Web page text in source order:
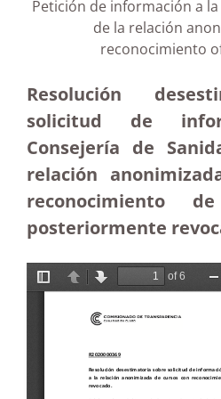
Petición de información a
de la relación
reconocimiento
Resolución
solicitud de
Consejería de
relación
reconocimiento
posteriormente